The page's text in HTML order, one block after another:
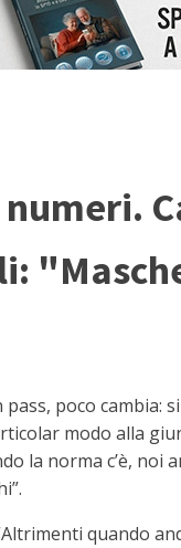
pass, poco
modo alla
la norma c’è,
quando